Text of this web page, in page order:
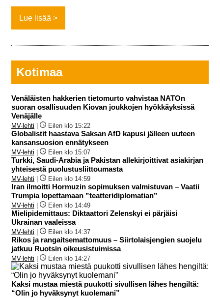
Lue lisää
Kotimaa
Venäläisten hakkerien tietomurto vahvistaa NATOn
suoran osallisuuden Kiovan joukkojen hyökkäyksissä
Venäjälle
MV-lehti Eilen klo 15:22
Globalistit haastava Saksan AfD kapusi jälleen uuteen
kansansuosion ennätykseen
MV-lehti Eilen klo 15:07
Turkki, Saudi-Arabia ja Pakistan allekirjoittivat asiakirjan
yhteisestä puolustusliittoumasta
MV-lehti Eilen klo 14:59
Iran ilmoitti Hormuzin sopimuksen valmistuvan – Vaatii
Trumpia lopettamaan ”teatteridiplomatian”
MV-lehti Eilen klo 14:49
Mielipidemittaus: Diktaattori Zelenskyi ei pärjäisi
Ukrainan vaaleissa
MV-lehti Eilen klo 14:37
Rikos ja rangaitsemattomuus – Siirtolaisjengien suojelu
jatkuu Ruotsin oikeusistuimissa
MV-lehti Eilen klo 14:27
Kaksi mustaa miestä puukotti sivullisen lähes hengiltä:
“Olin jo hyväksynyt kuolemani”